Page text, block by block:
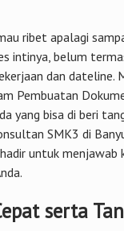
ribet apalagi
intinya, belum
dan dateline.
Pembuatan
yang bisa di beri
SMK3 di
untuk menjawab
serta